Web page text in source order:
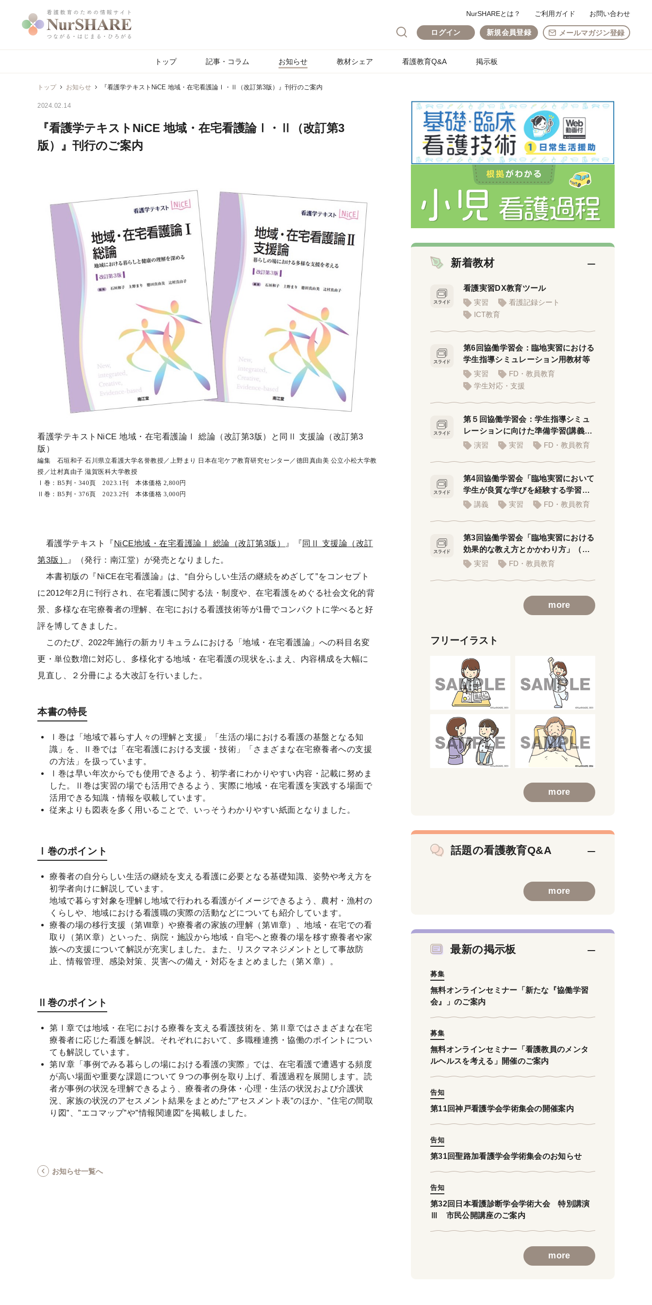
NurSHAREとは？ ご利用ガイド お問い合わせ
ログイン 新規会員登録 メールマガジン登録
トップ 記事・コラム お知らせ 教材シェア 看護教育Q&A 掲示板
トップ お知らせ 『看護学テキストNiCE 地域・在宅看護論Ⅰ・Ⅱ（改訂第3版）』刊行のご案内
2024.02.14
『看護学テキストNiCE 地域・在宅看護論Ⅰ・Ⅱ（改訂第3
版）』刊行のご案内
看護学テキストNiCE 地域・在宅看護論Ⅰ 総論（改訂第3版）と同Ⅱ 支援論（改訂第3
版）
編集 石垣和子 石川県立看護大学名誉教授／上野まり 日本在宅ケア教育研究センター／德田真由美 公立小松大学教
授／辻村真由子 滋賀医科大学教授
Ⅰ巻：B5判・340頁 2023.1刊 本体価格 2,800円
Ⅱ巻：B5判・376頁 2023.2刊 本体価格 3,000円
看護学テキスト『 NiCE地域・在宅看護論Ⅰ 総論（改訂第3版） 』『 同Ⅱ 支援論（改訂
第3版）
』（発行：南江堂）が発売となりました。
本書初版の『NiCE在宅看護論』は、“自分らしい生活の継続をめざして”をコンセプト
に2012年2月に刊行され、在宅看護に関する法・制度や、在宅看護をめぐる社会文化的背
景、多様な在宅療養者の理解、在宅における看護技術等が1冊でコンパクトに学べると好
評を博してきました。
このたび、2022年施行の新カリキュラムにおける「地域・在宅看護論」への科目名変
更・単位数増に対応し、多様化する地域・在宅看護の現状をふまえ、内容構成を大幅に
見直し、２分冊による大改訂を行いました。
本書の特長
Ⅰ巻は「地域で暮らす人々の理解と支援」「生活の場における看護の基盤となる知
識」を、Ⅱ巻では「在宅看護における支援・技術」「さまざまな在宅療養者への支援
の方法」を扱っています。
Ⅰ巻は早い年次からでも使用できるよう、初学者にわかりやすい内容・記載に努めま
した。Ⅱ巻は実習の場でも活用できるよう、実際に地域・在宅看護を実践する場面で
活用できる知識・情報を収載しています。
従来よりも図表を多く用いることで、いっそうわかりやすい紙面となりました。
Ⅰ巻のポイント
療養者の自分らしい生活の継続を支える看護に必要となる基礎知識、姿勢や考え方を
初学者向けに解説しています。
地域で暮らす対象を理解し地域で行われる看護がイメージできるよう、農村・漁村の
くらしや、地域における看護職の実際の活動などについても紹介しています。
療養の場の移行支援（第Ⅷ章）や療養者の家族の理解（第Ⅶ章）、地域・在宅での看
取り（第Ⅸ章）といった、病院・施設から地域・自宅へと療養の場を移す療養者や家
族への支援について解説が充実しました。また、リスクマネジメントとして事故防
止、情報管理、感染対策、災害への備え・対応をまとめました（第Ⅹ章）。
Ⅱ巻のポイント
第Ⅰ章では地域・在宅における療養を支える看護技術を、第Ⅱ章ではさまざまな在宅
療養者に応じた看護を解説。それぞれにおいて、多職種連携・協働のポイントについ
ても解説しています。
第Ⅳ章「事例でみる暮らしの場における看護の実際」では、在宅看護で遭遇する頻度
が高い場面や重要な課題について９つの事例を取り上げ、看護過程を展開します。読
者が事例の状況を理解できるよう、療養者の身体・心理・生活の状況および介護状
況、家族の状況のアセスメント結果をまとめた”アセスメント表”のほか、”住宅の間取
り図”、”エコマップ”や”情報関連図”を掲載しました。
お知らせ一覧へ
新着教材
看護実習DX教育ツール
実習
看護記録シート
ICT教育
第6回協働学習会：臨地実習における
学生指導シミュレーション用教材等
実習
FD・教員教育
学生対応・支援
第５回協働学習会：学生指導シミュ
レーションに向けた準備学習(講義者
用PPT)
演習 実習 FD・教員教育
第4回協働学習会「臨地実習において
学生が良質な学びを経験する学習環
境」講義 実習 FD・教員教育
第3回協働学習会「臨地実習における
効果的な教え方とかかわり方」（講
義用スライド）
実習 FD・教員教育
more
フリーイラスト
more
話題の看護教育Q&A
more
最新の掲示板
募集
無料オンラインセミナー「新たな『協働学習
会』」のご案内
募集
無料オンラインセミナー「看護教員のメンタ
ルヘルスを考える」開催のご案内
告知
第11回神戸看護学会学術集会の開催案内
告知
第31回聖路加看護学会学術集会のお知らせ
告知
第32回日本看護診断学会学術大会 特別講演
Ⅲ 市民公開講座のご案内
more